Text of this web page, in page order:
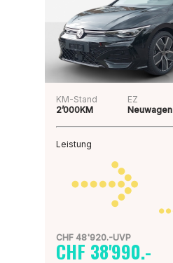
KM-Stand
2’000KM
EZ
Neuwagen
Leistung
CHF 48'920.-UVP
CHF 38'990.-